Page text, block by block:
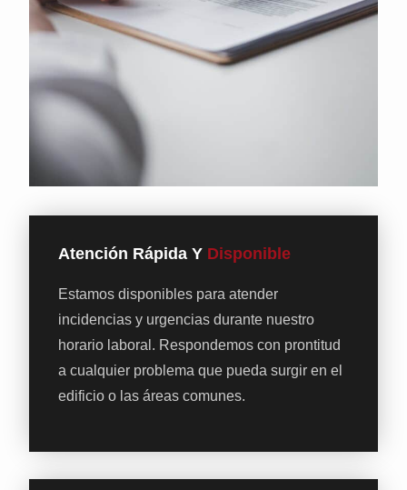
Atención Rápida Y Disponible
Estamos disponibles para atender
incidencias y urgencias durante nuestro
horario laboral. Respondemos con prontitud
a cualquier problema que pueda surgir en el
edificio o las áreas comunes.